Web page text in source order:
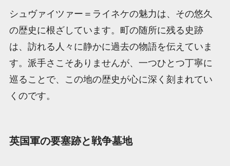
シュヴァイツァー＝ライネケの魅力は、その悠久
の歴史に根ざしています。町の随所に残る史跡
は、訪れる人々に静かに過去の物語を伝えていま
す。派手さこそありませんが、一つひとつ丁寧に
巡ることで、この地の歴史が心に深く刻まれてい
くのです。
英国軍の要塞跡と戦争墓地